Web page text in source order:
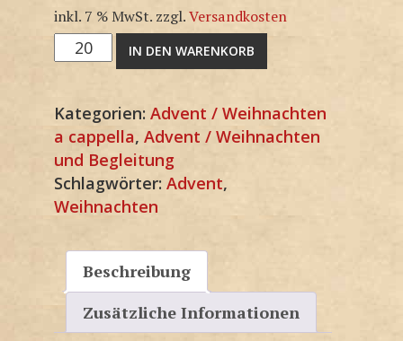
inkl. 7 % MwSt. zzgl.Versandkosten
M1883-
SP
IN DEN WARENKORB
Kategorien: Advent / Weihnachten
a cappella, Advent / Weihnachten
und Begleitung
Schlagwörter: Advent,
Weihnachten
Beschreibung
Zusätzliche Informationen